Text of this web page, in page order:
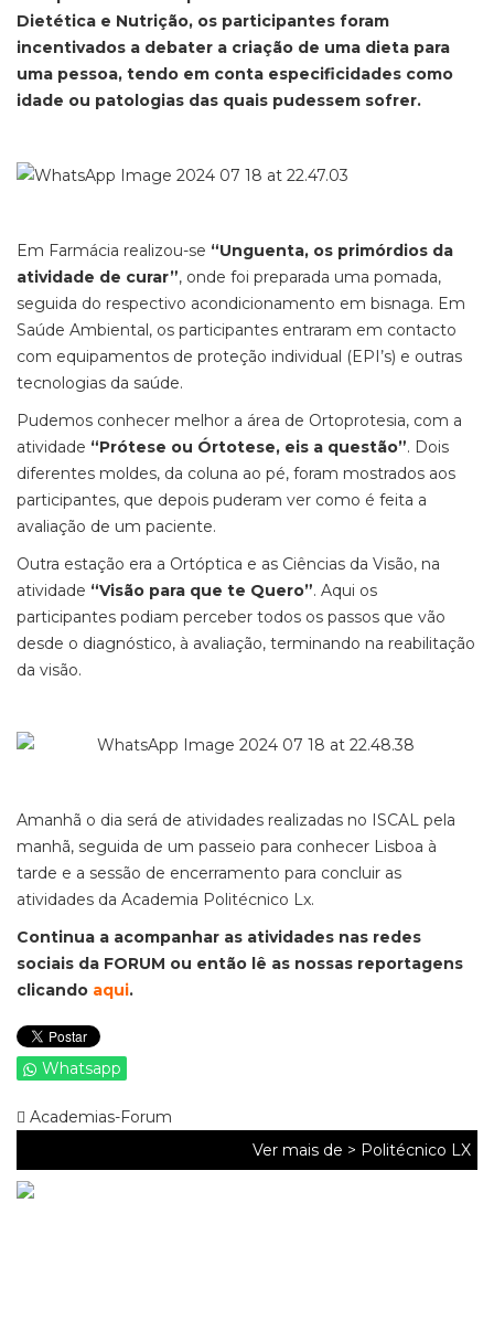
Dietética e Nutrição, os participantes foram
incentivados a debater a criação de uma dieta para
uma pessoa, tendo em conta especificidades como
idade ou patologias das quais pudessem sofrer.
Em Farmácia realizou-se “Unguenta, os primórdios da
atividade de curar”, onde foi preparada uma pomada,
seguida do respectivo acondicionamento em bisnaga. Em
Saúde Ambiental, os participantes entraram em contacto
com equipamentos de proteção individual (EPI’s) e outras
tecnologias da saúde.
Pudemos conhecer melhor a área de Ortoprotesia, com a
atividade “Prótese ou Órtotese, eis a questão”. Dois
diferentes moldes, da coluna ao pé, foram mostrados aos
participantes, que depois puderam ver como é feita a
avaliação de um paciente.
Outra estação era a Ortóptica e as Ciências da Visão, na
atividade “Visão para que te Quero”. Aqui os
participantes podiam perceber todos os passos que vão
desde o diagnóstico, à avaliação, terminando na reabilitação
da visão.
Amanhã o dia será de atividades realizadas no ISCAL pela
manhã, seguida de um passeio para conhecer Lisboa à
tarde e a sessão de encerramento para concluir as
atividades da Academia Politécnico Lx.
Continua a acompanhar as atividades nas redes
sociais da FORUM ou então lê as nossas reportagens
clicando aqui.
Whatsapp
Academias-Forum
Ver mais de > Politécnico LX